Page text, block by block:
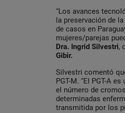
“Los avances
la preservación de
de casos en
mujeres/parejas
Dra. Ingrid Silvestri,
Gibir.
Silvestri comentó
PGT-M. “El PGT-A
el número de
determinadas
transmitida por los